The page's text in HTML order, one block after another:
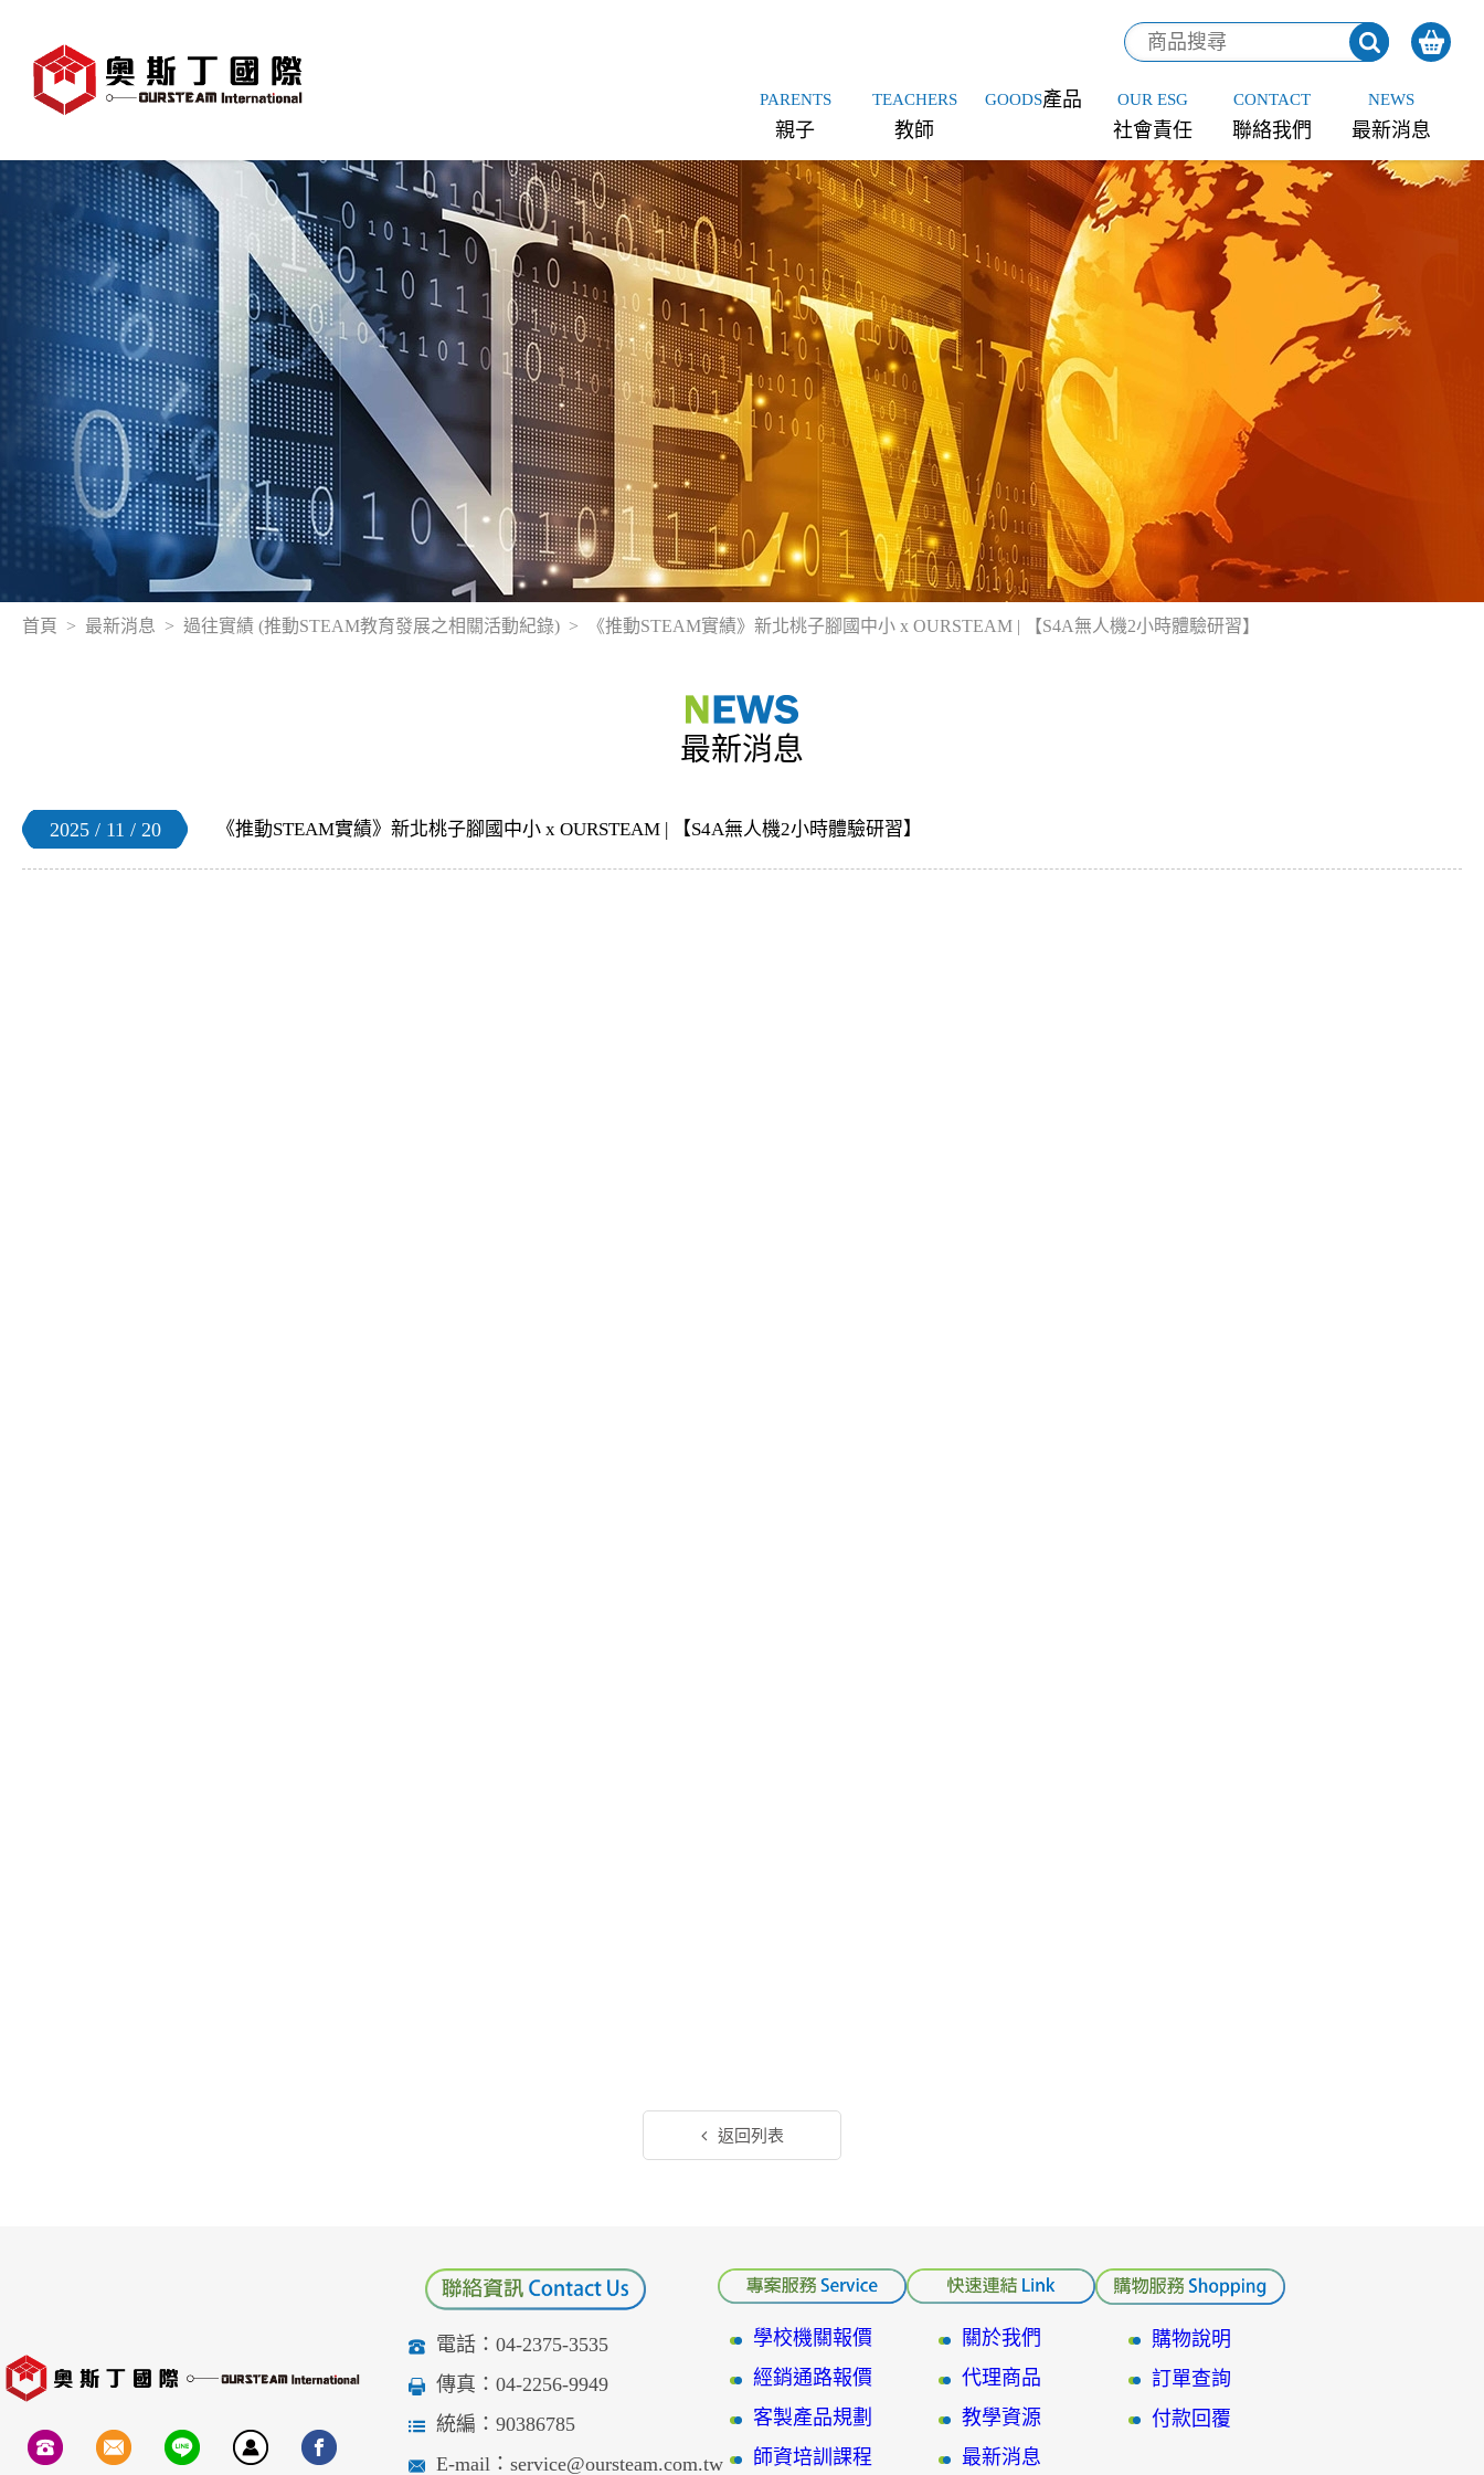
PARENTS
親子
TEACHERS
教師
GOODS產品 OUR ESG
社會責任
CONTACT
聯絡我們
NEWS
最新消息
首頁 最新消息 過往實績 (推動STEAM教育發展之相關活動紀錄) 《推動STEAM實績》新北桃子腳國中小 x OURSTEAM | 【S4A無人機2小時體驗研習】
最新消息
2025 / 11 / 20 《推動STEAM實績》新北桃子腳國中小 x OURSTEAM | 【S4A無人機2小時體驗研習】
返回列表
電話：04-2375-3535
傳真：04-2256-9949
統編：90386785
E-mail：service@oursteam.com.tw
學校機關報價
經銷通路報價
客製產品規劃
師資培訓課程
關於我們
代理商品
教學資源
最新消息
購物說明
訂單查詢
付款回覆